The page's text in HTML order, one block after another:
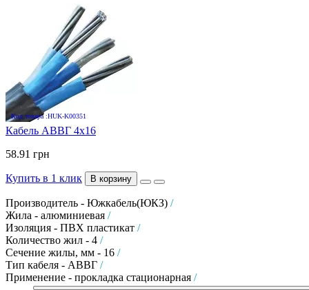
Код товара :HUK-K00351
Кабель АВВГ 4х16
58.91 грн
Купить в 1 клик В корзину
Производитель - Южкабель(ЮКЗ) /
Жила - алюминиевая /
Изоляция - ПВХ пластикат /
Количество жил - 4 /
Сечение жилы, мм - 16 /
Тип кабеля - АВВГ /
Применение - прокладка стационарная /